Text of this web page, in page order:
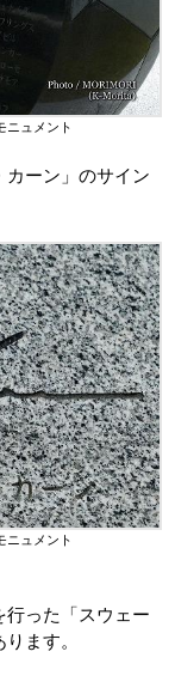
ニュメント
カーン」のサイン
ニュメント
行った「スウェー
ます。